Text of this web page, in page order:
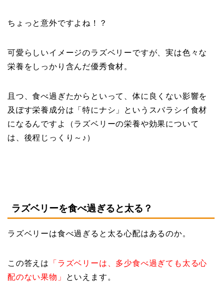
ちょっと意外ですよね！？
可愛らしいイメージのラズベリーですが、実は色々な
栄養をしっかり含んだ優秀食材。
且つ、食べ過ぎたからといって、体に良くない影響を
及ぼす栄養成分は「特にナシ」というスバラシイ食材
になるんですよ（ラズベリーの栄養や効果について
は、後程じっくり～♪）
ラズベリーを食べ過ぎると太る？
ラズベリーは食べ過ぎると太る心配はあるのか。
この答えは
「ラズベリーは、多少食べ過ぎても太る心
配のない果物」
といえます。